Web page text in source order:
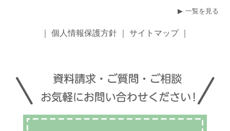
一覧を見る
個人情報保護方針 サイトマップ｜